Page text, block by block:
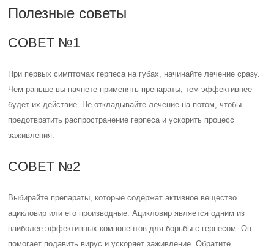
Полезные советы
СОВЕТ №1
При первых симптомах герпеса на губах, начинайте лечение сразу.
Чем раньше вы начнете применять препараты, тем эффективнее
будет их действие. Не откладывайте лечение на потом, чтобы
предотвратить распространение герпеса и ускорить процесс
заживления.
СОВЕТ №2
Выбирайте препараты, которые содержат активное вещество
ацикловир или его производные. Ацикловир является одним из
наиболее эффективных компонентов для борьбы с герпесом. Он
помогает подавить вирус и ускоряет заживление. Обратите